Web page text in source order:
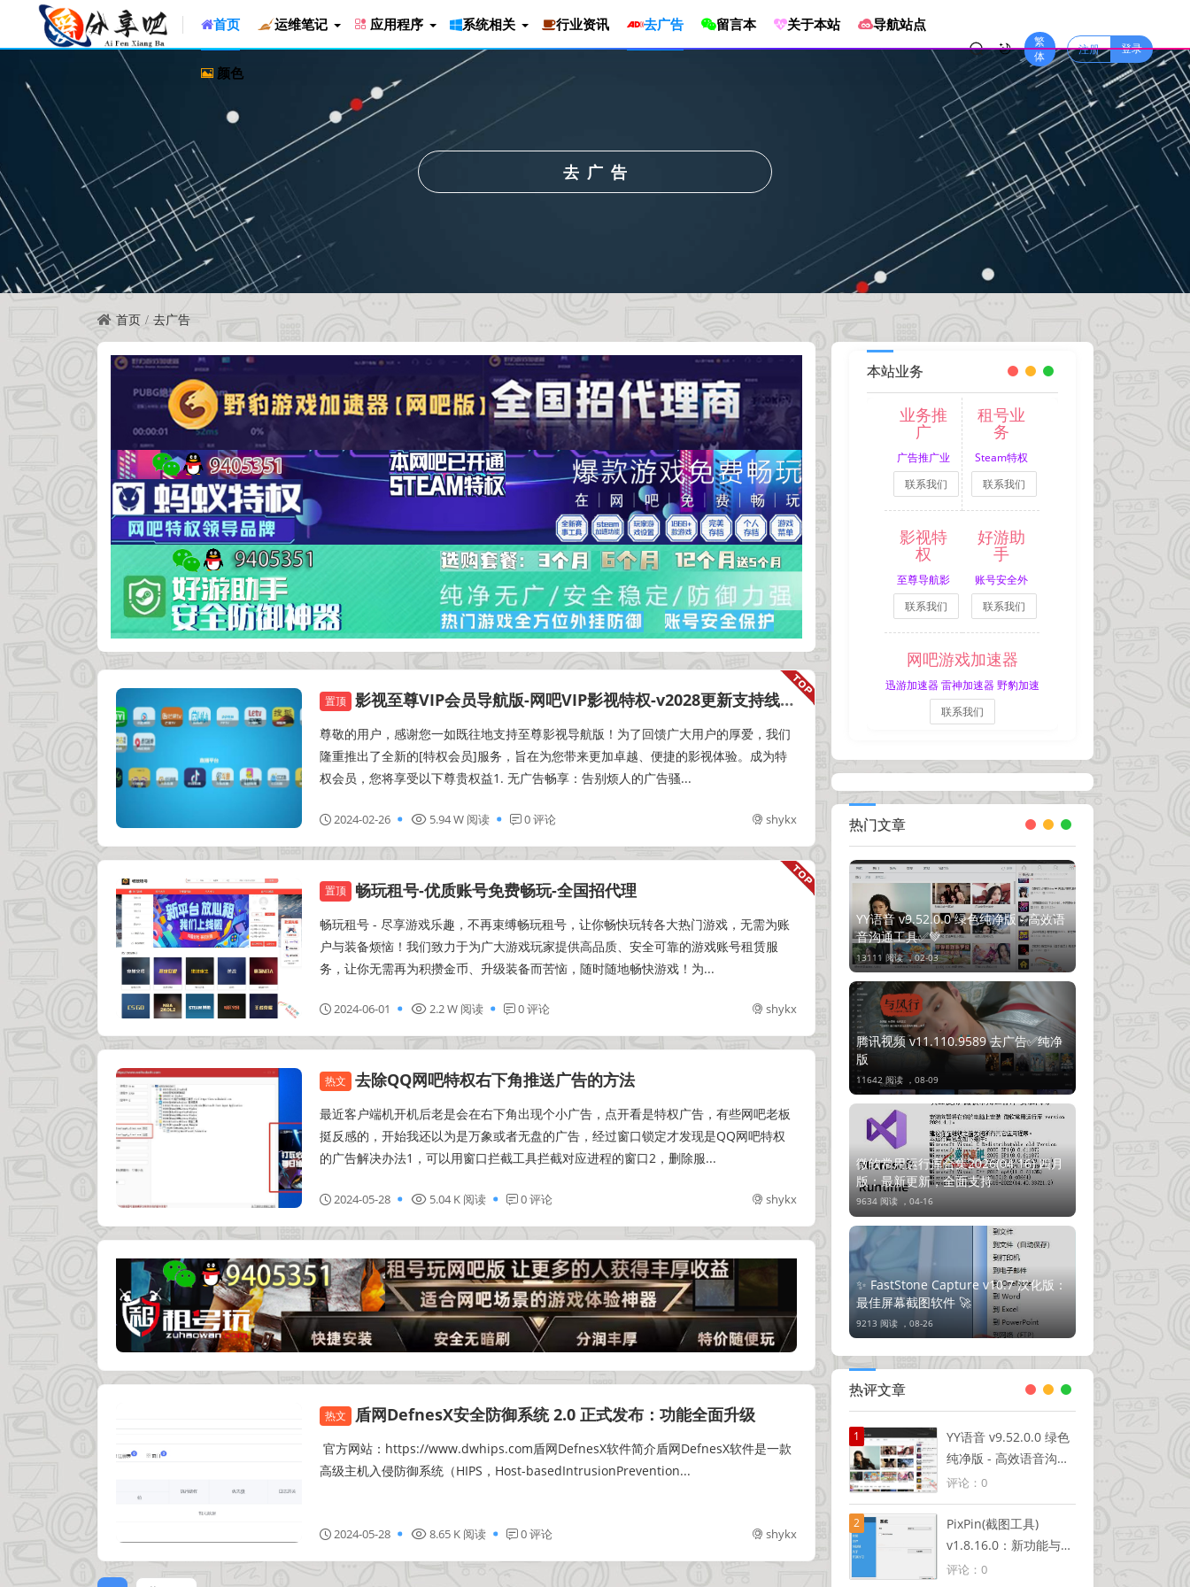
首页 运维笔记 应用程序 系统相关 行业资讯 去广告 留言本 关于本站 导航站点
颜色
繁
体
注册 登录
去广告
首页 去广告
软件分享
置顶 影视至尊VIP会员导航版-网吧VIP影视特权-v2028更新支持线路和会员
尊敬的用户，感谢您一如既往地支持至尊影视导航版！为了回馈广大用户的厚爱，我们
隆重推出了全新的[特权会员]服务，旨在为您带来更加卓越、便捷的影视体验。成为特
权会员，您将享受以下尊贵权益1. 无广告畅享：告别烦人的广告骚...
2024-02-26 5.94 W 阅读 0 评论 shykx
网吧特权
置顶 畅玩租号-优质账号免费畅玩-全国招代理
畅玩租号 - 尽享游戏乐趣，不再束缚畅玩租号，让你畅快玩转各大热门游戏，无需为账
户与装备烦恼！我们致力于为广大游戏玩家提供高品质、安全可靠的游戏账号租赁服
务，让你无需再为积攒金币、升级装备而苦恼，随时随地畅快游戏！为...
2024-06-01 2.2 W 阅读 0 评论 shykx
去广告
热文 去除QQ网吧特权右下角推送广告的方法
最近客户端机开机后老是会在右下角出现个小广告，点开看是特权广告，有些网吧老板
挺反感的，开始我还以为是万象或者无盘的广告，经过窗口锁定才发现是QQ网吧特权
的广告解决办法1，可以用窗口拦截工具拦截对应进程的窗口2，删除服...
2024-05-28 5.04 K 阅读 0 评论 shykx
去广告
热文 盾网DefnesX安全防御系统 2.0 正式发布：功能全面升级
官方网站：https://www.dwhips.com盾网DefnesX软件简介盾网DefnesX软件是一款
高级主机入侵防御系统（HIPS，Host-basedIntrusionPrevention...
2024-05-28 8.65 K 阅读 0 评论 shykx
本站业务
业务推
广
广告推广业
务
联系我们
租号业
务
Steam特权
网吧租号
联系我们
影视特
权
至尊导航影
视特权
联系我们
好游助
手
账号安全外
挂拦截
联系我们
网吧游戏加速器
迅游加速器 雷神加速器 野豹加速
器
联系我们
热门文章
YY语音 v9.52.0.0 绿色纯净版 - 高效语
音沟通工具✅💚
13111 阅读 ，02-03
腾讯视频 v11.110.9589 去广告✅纯净
版
11642 阅读 ， 08-09
微软常用运行库合集2026(04.16) 四月
版：最新更新，全面支持
9634 阅读 ， 04-16
✨ FastStone Capture v10.7 汉化版：
最佳屏幕截图软件 🚀
9213 阅读 ， 08-26
热评文章
1
YY语音 v9.52.0.0 绿色
纯净版 - 高效语音沟通
工具✅💚
评论：0
2
PixPin(截图工具)
v1.8.16.0：新功能与优
化
评论：0